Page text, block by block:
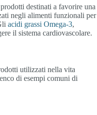
destinati a favorire una
negli alimenti funzionali per
acidi grassi Omega-3,
il sistema cardiovascolare.
utilizzati nella vita
di esempi comuni di